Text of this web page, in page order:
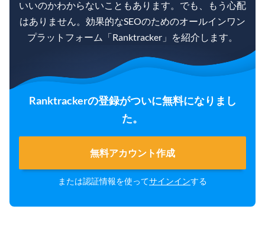
いいのかわからないこともあります。でも、もう心配
はありません。効果的なSEOのためのオールインワン
プラットフォーム「Ranktracker」を紹介します。
Ranktrackerの登録がついに無料になりまし
た。
無料アカウント作成
または認証情報を使ってサインインする